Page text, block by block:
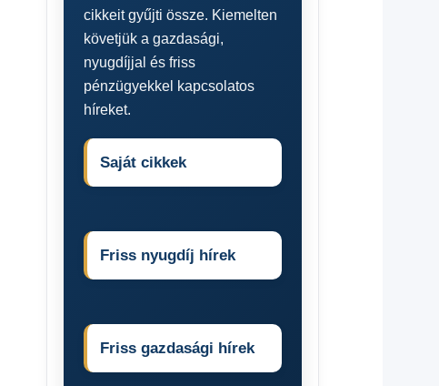
cikkeit gyűjti össze. Kiemelten
követjük a gazdasági,
nyugdíjjal és friss
pénzügyekkel kapcsolatos
híreket.
Saját cikkek
Friss nyugdíj hírek
Friss gazdasági hírek